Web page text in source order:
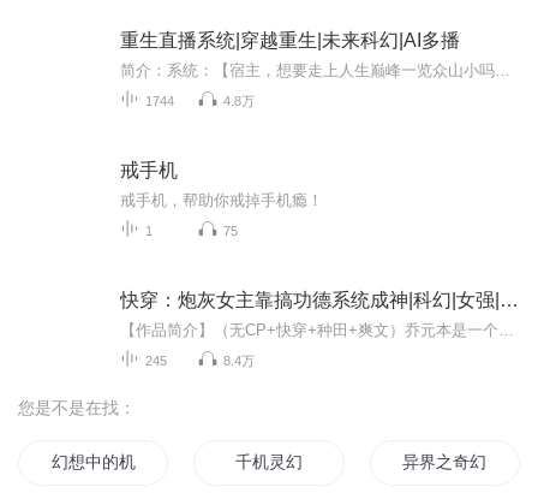
重生直播系统|穿越重生|未来科幻|AI多播
1744 4.8万
戒手机
戒手机，帮助你戒掉手机瘾！
1 75
快穿：炮灰女主靠搞功德系统成神|科幻|女强|系统|逆袭|AI专辑
245 8.4万
您是不是在找：
幻想中的机战幻想 千机灵幻 异界之奇幻的手机